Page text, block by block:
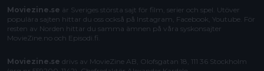
Moviezine.se är Sveriges största sajt för film, serier och spel. Utöver
populära sajten hittar du oss också på Instagram, Facebook, Youtube. För
resten av Norden hittar du samma ämnen på våra syskonsajter
MovieZine.no och Episodi.fi
Moviezine.se drivs av MovieZine AB, Olofsgatan 18, 111 36 Stockholm